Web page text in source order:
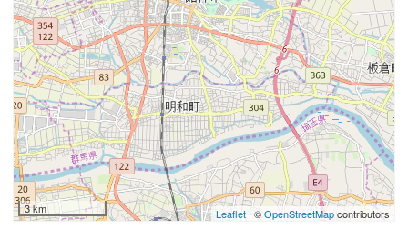
3 km Leaflet| ©OpenStreetMapcontributors